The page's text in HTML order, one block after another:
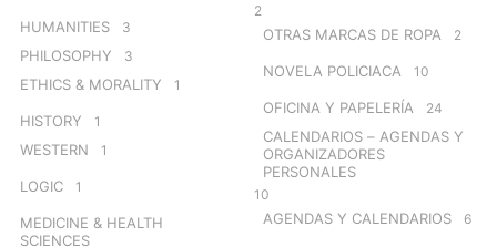
HUMANITIES 3
PHILOSOPHY 3
ETHICS & MORALITY 1
HISTORY 1
WESTERN 1
LOGIC 1
MEDICINE & HEALTH
SCIENCES
2
OTRAS MARCAS DE ROPA 2
NOVELA POLICIACA 10
OFICINA Y PAPELERÍA 24
CALENDARIOS – AGENDAS Y
ORGANIZADORES
PERSONALES
10
AGENDAS Y CALENDARIOS 6